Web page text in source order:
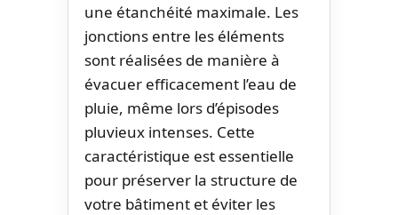
une étanchéité maximale. Les
jonctions entre les éléments
sont réalisées de manière à
évacuer efficacement l’eau de
pluie, même lors d’épisodes
pluvieux intenses. Cette
caractéristique est essentielle
pour préserver la structure de
votre bâtiment et éviter les